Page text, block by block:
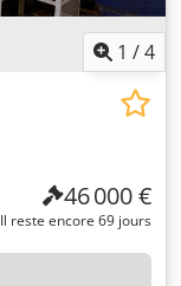
1 /4
46 000 €
Il reste encore 69 jours